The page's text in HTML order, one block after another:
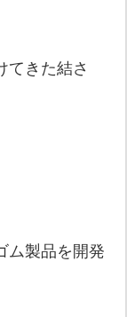
てきた結さ
ム製品を開発